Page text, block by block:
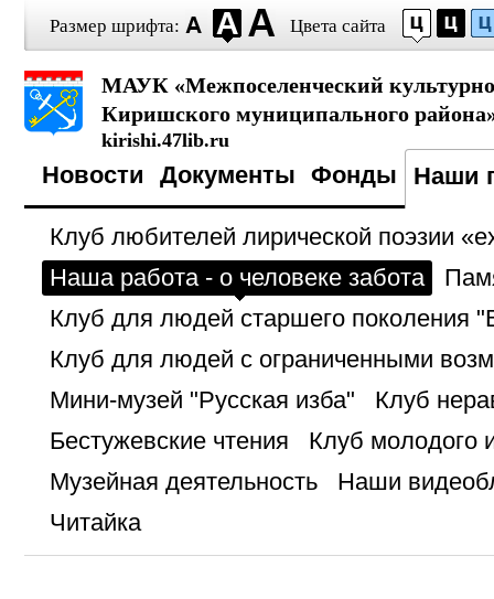
Размер шрифта: Цвета сайта
МАУК «Межпоселенческий
Киришского муниципального
kirishi.47lib.ru
Новости Документы Фонды Наши
Клуб любителей лирической поэзии
Наша работа - о человеке забота
Клуб для людей старшего поколения
Клуб для людей с ограниченными
Мини-музей "Русская изба"
Клуб
Бестужевские чтения
Клуб молодого
Музейная деятельность
Наши
Читайка